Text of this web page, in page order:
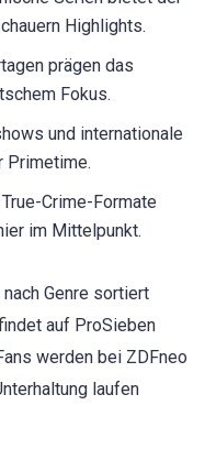
Highlights.
prägen das
Fokus.
und internationale
Primetime.
Crime-Formate
im Mittelpunkt.
Genre sortiert
auf ProSieben
werden bei ZDFneo
laufen